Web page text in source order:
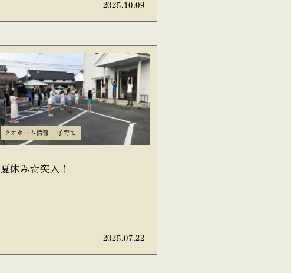
2025.10.09
クオホーム情報 子育て
夏休み☆突入！
2025.07.22